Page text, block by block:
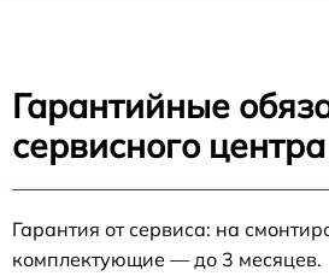
Гарантийные
сервисного
Гарантия от сервиса: на
комплектующие — до 3 месяцев.